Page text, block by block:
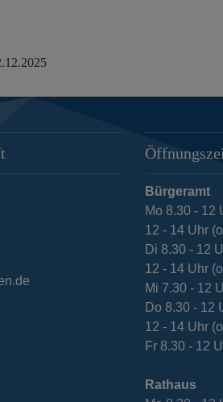
Bürgeramt
Mo 8.30 - 12
12 - 14 Uhr
Di 8.30 - 12
12 - 14 Uhr
Mi 7.30 - 12
Do 8.30 - 12
12 - 14 Uhr
Fr 8.30 - 12
Rathaus